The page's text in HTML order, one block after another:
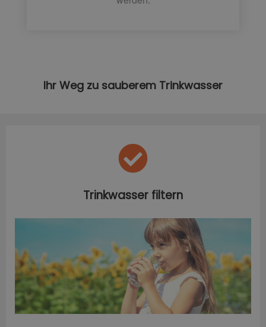
Ihr Weg zu sauberem Trinkwasser
Trinkwasser filtern